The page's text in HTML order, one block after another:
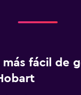
más fácil de